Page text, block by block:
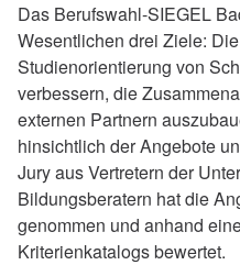
Das Berufswahl-SIEGEL
Wesentlichen drei Ziele:
Studienorientierung von
verbessern, die
externen Partnern
hinsichtlich der Angebote
Jury aus Vertretern der
Bildungsberatern hat die
genommen und anhand
Kriterienkatalogs bewertet.